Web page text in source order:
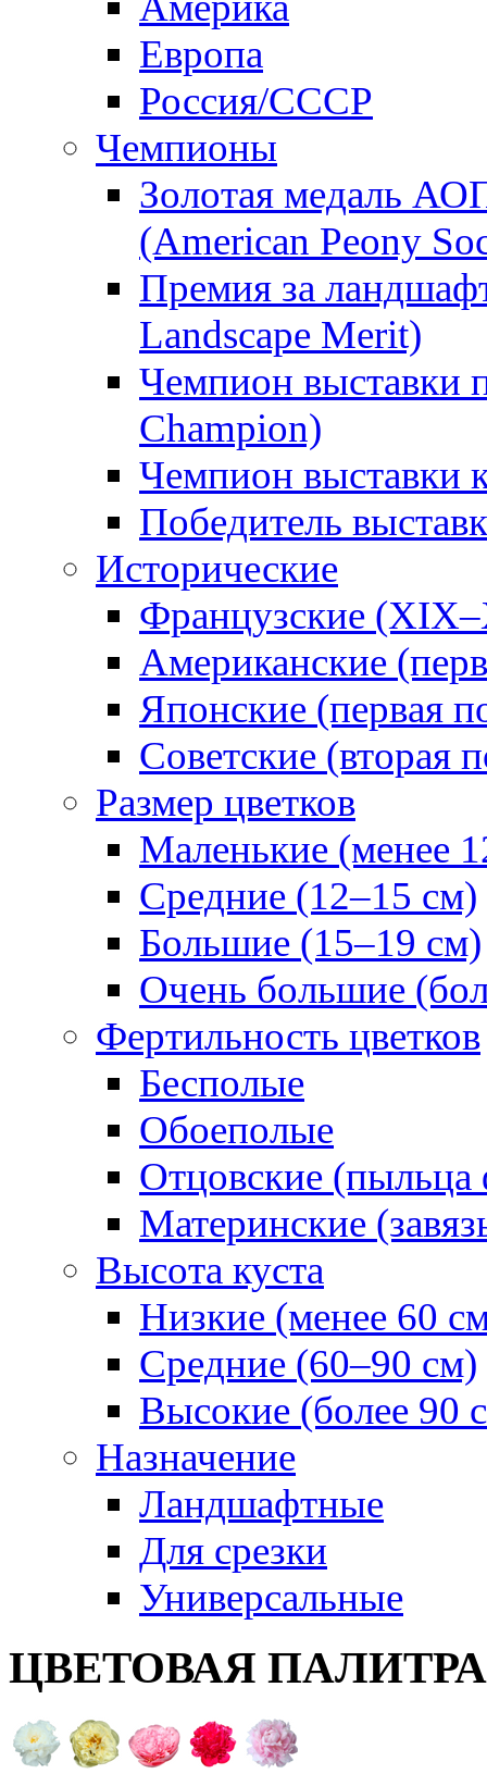
Европа
Россия/СССР
Чемпионы
Золотая медаль
(American Peony
Премия за
Landscape Merit)
Чемпион выставки
Champion)
Чемпион выставки
Победитель
Исторические
Французские
Американские
Японские (первая
Советские (вторая
Размер цветков
Маленькие (менее
Средние (12–15 см)
Большие (15–19 см)
Очень большие
Фертильность цветков
Бесполые
Обоеполые
Отцовские (пыльца
Материнские
Высота куста
Низкие (менее 60
Средние (60–90 см)
Высокие (более 90
Назначение
Ландшафтные
Для срезки
Универсальные
ЦВЕТОВАЯ